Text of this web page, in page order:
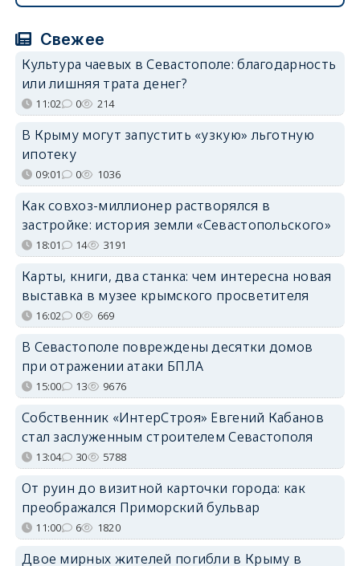
Свежее
Культура чаевых в Севастополе: благодарность
или лишняя трата денег?
11:02 0 214
В Крыму могут запустить «узкую» льготную
ипотеку
09:01 0 1036
Как совхоз-миллионер растворялся в
застройке: история земли «Севастопольского»
18:01 14 3191
Карты, книги, два станка: чем интересна новая
выставка в музее крымского просветителя
16:02 0 669
В Севастополе повреждены десятки домов
при отражении атаки БПЛА
15:00 13 9676
Собственник «ИнтерСтроя» Евгений Кабанов
стал заслуженным строителем Севастополя
13:04 30 5788
От руин до визитной карточки города: как
преображался Приморский бульвар
11:00 6 1820
Двое мирных жителей погибли в Крыму в